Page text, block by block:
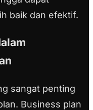
baik dan efektif.
sangat penting
Business plan